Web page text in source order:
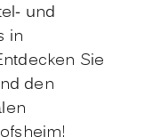
und
in
Sie
den